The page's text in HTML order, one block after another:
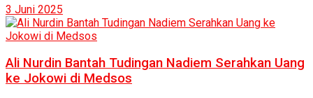
3 Juni 2025
Ali Nurdin Bantah Tudingan Nadiem Serahkan Uang
ke Jokowi di Medsos